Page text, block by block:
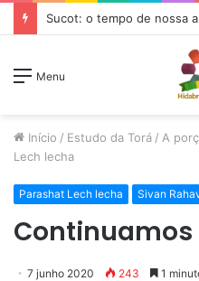
Sucot: o tempo de nossa
Menu
Início / Estudo da Torá / A
Lech lecha
Parashat Lech lecha Sivan
7 junho 2020 243 1